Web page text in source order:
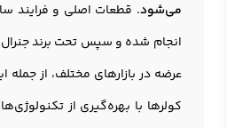
می‌شود. قطعات اصلی و فرایند
انجام شده و سپس تحت برند
عرضه در بازارهای مختلف، از جمله
کولرها با بهره‌گیری از